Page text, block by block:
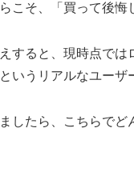
こそ、「買って後悔
すると、現時点で
いうリアルなユーザ
したら、こちらでど